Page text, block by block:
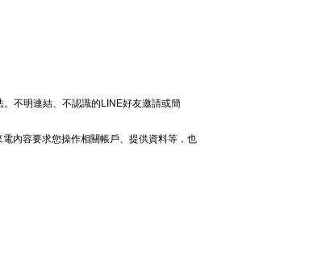
不明連結、不認識的LINE好友邀請或簡
內容要求您操作相關帳戶、提供資料等，也